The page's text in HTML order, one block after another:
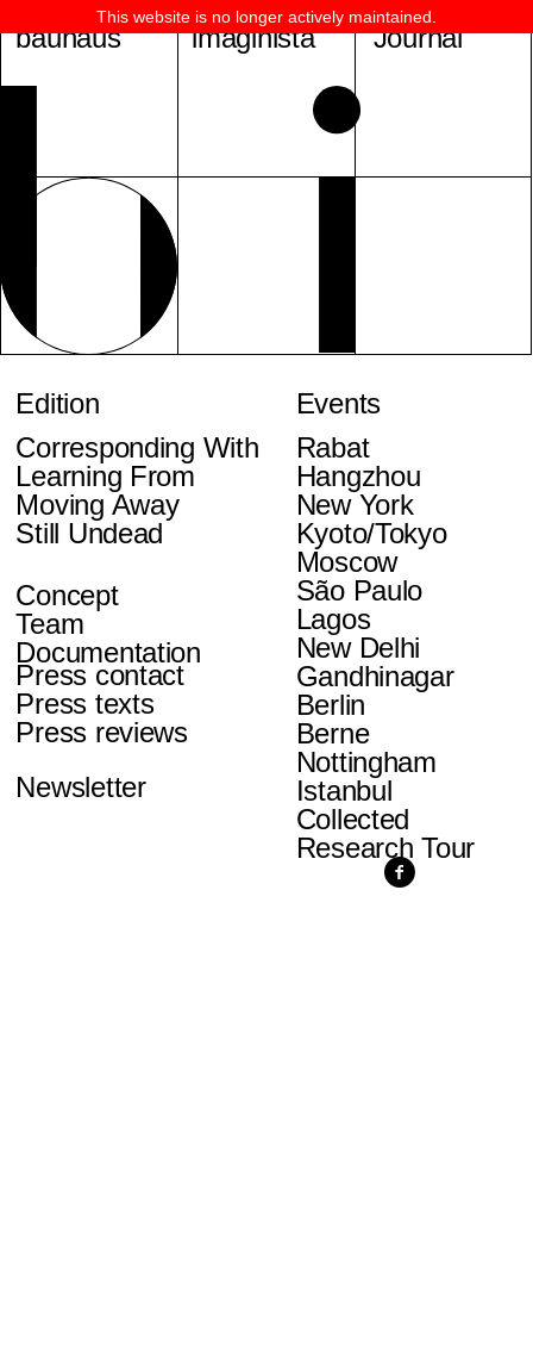
bauhaus imaginista
Edition
Corresponding With
Learning From
Moving Away
Still Undead
Events
Rabat
Hangzhou
New York
Kyoto/Tokyo
Moscow
São Paulo
Lagos
New Delhi
Gandhinagar
Berlin
Berne
Nottingham
Istanbul
Collected
Research Tour
Concept
Team
Documentation
Press contact
Press texts
Press reviews
Newsletter
Journal
This website is no longer actively maintained.